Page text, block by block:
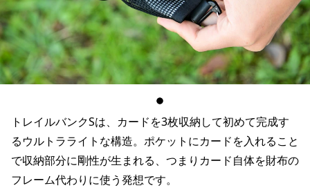
トレイルバンクSは、カードを3枚収納して初めて完成す
るウルトラライトな構造。ポケットにカードを入れること
で収納部分に剛性が生まれる、つまりカード自体を財布の
フレーム代わりに使う発想です。